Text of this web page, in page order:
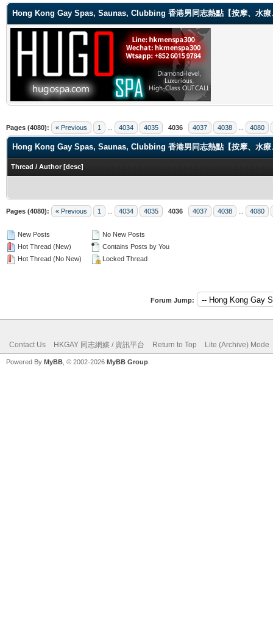
Hong Kong Gay Spas, Saunas, Clubbing 香港男同志熱點【按摩、水
Pages (4080): « Previous 1 4034 4035 4036 4037 4038 4080
Hong Kong Gay Spas, Saunas, Clubbing 香港男同志熱點【按摩、水療
Thread / Author [desc]
Pages (4080): « Previous 1 4034 4035 4036 4037 4038 4080
New Posts
Hot Thread (New)
Hot Thread (No New)
No New Posts
Contains Posts by You
Locked Thread
Forum Jump:
Contact Us HKGAY 同志網媒 / 資訊平台 Return to Top Lite (Archive) Mode
Powered By MyBB , © 2002-2026 MyBB Group